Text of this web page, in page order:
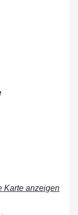
Karte anzeigen